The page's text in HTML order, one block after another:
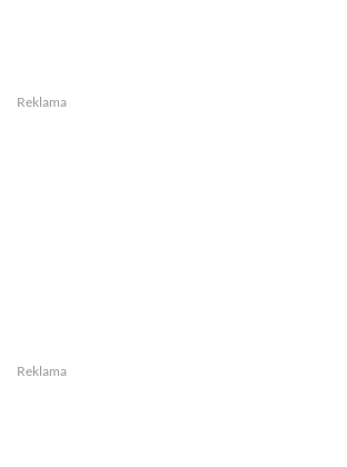
Reklama
Reklama